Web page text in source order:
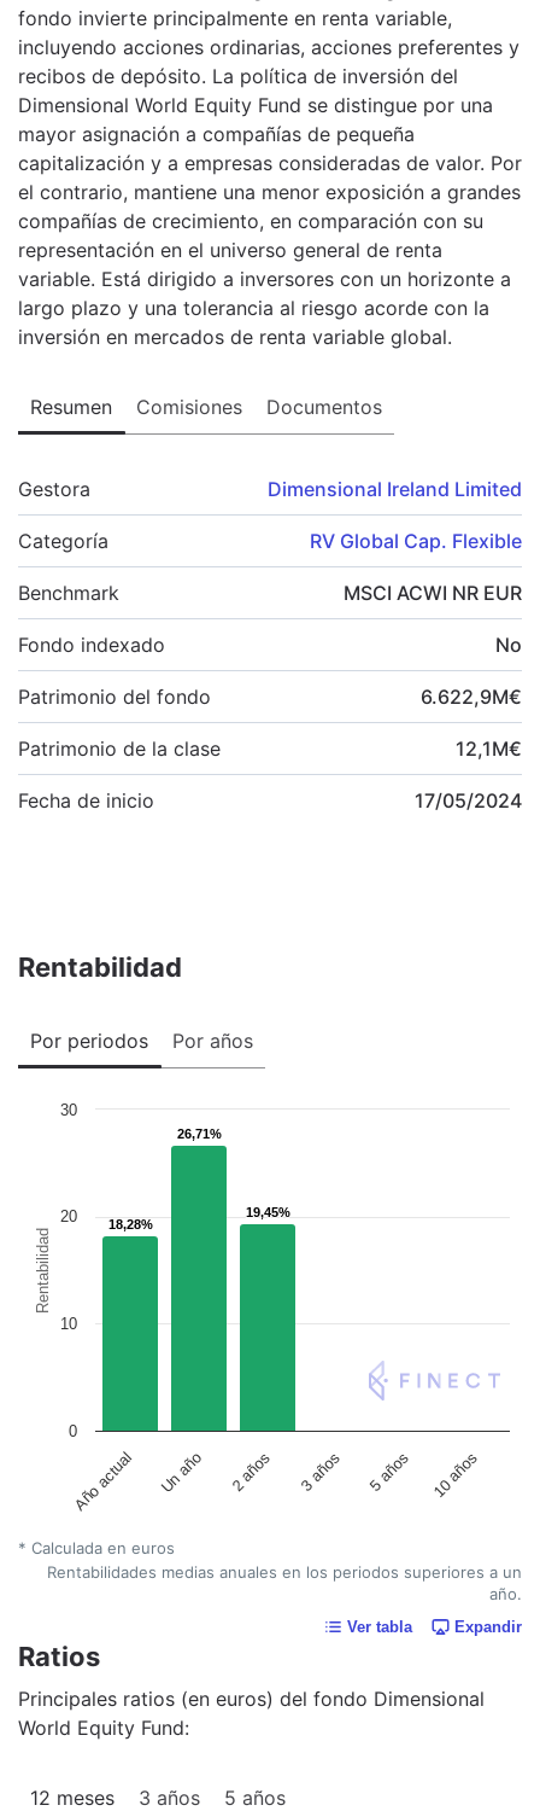
fondo invierte principalmente en renta variable,
incluyendo acciones ordinarias, acciones preferentes y
recibos de depósito. La política de inversión del
Dimensional World Equity Fund se distingue por una
mayor asignación a compañías de pequeña
capitalización y a empresas consideradas de valor. Por
el contrario, mantiene una menor exposición a grandes
compañías de crecimiento, en comparación con su
representación en el universo general de renta
variable. Está dirigido a inversores con un horizonte a
largo plazo y una tolerancia al riesgo acorde con la
inversión en mercados de renta variable global.
Resumen Comisiones Documentos
Gestora Dimensional Ireland Limited
Categoría RV Global Cap. Flexible
Benchmark MSCI ACWI NR EUR
Fondo indexado No
Patrimonio del fondo 6.622,9M€
Patrimonio de la clase 12,1M€
Fecha de inicio 17/05/2024
Rentabilidad
Por periodos Por años
Rentabilidad
18,28%
18,28%
26,71%
26,71%
19,45%
19,45%
Año actual Un año 2 años 3 años 5 años 10 años
0
10
20
30
* Calculada en euros
Rentabilidades medias anuales en los periodos superiores a un
año.
Ver tabla Expandir
Ratios
Principales ratios (en euros) del fondo Dimensional
World Equity Fund:
12 meses 3 años 5 años